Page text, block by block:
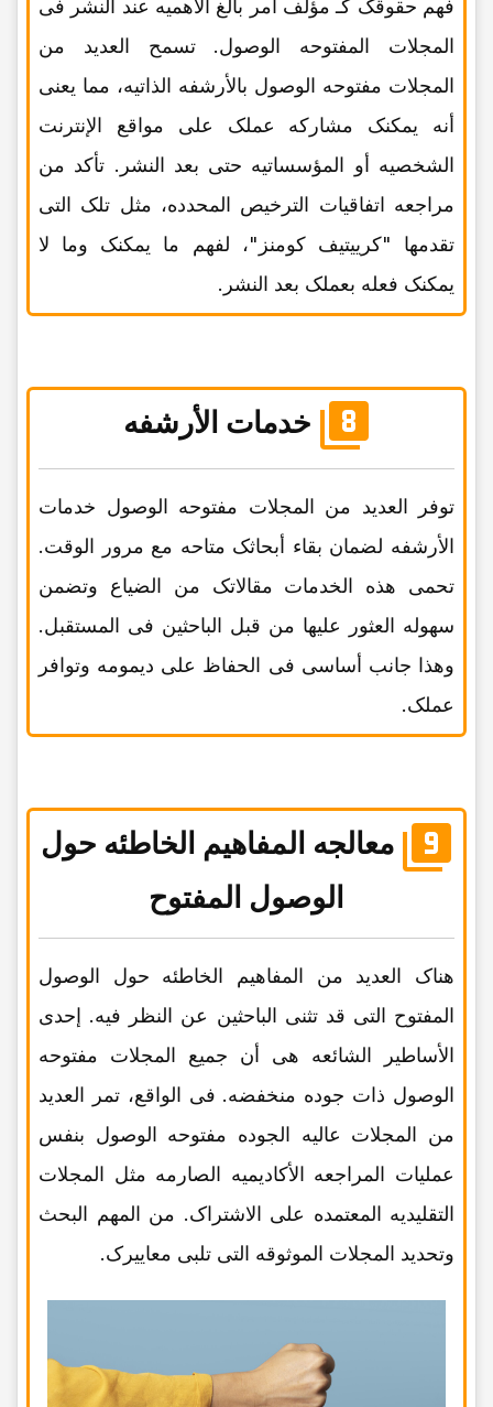
فهم حقوقک کـ مؤلف أمر بالغ الأهمیه عند النشر فی
المجلات المفتوحه الوصول. تسمح العدید من
المجلات مفتوحه الوصول بالأرشفه الذاتیه، مما یعنی
أنه یمکنک مشارکه عملک على مواقع الإنترنت
الشخصیه أو المؤسساتیه حتى بعد النشر. تأکد من
مراجعه اتفاقیات الترخیص المحدده، مثل تلک التی
تقدمها "کرییتیف کومنز"، لفهم ما یمکنک وما لا
یمکنک فعله بعملک بعد النشر.
خدمات الأرشفه
توفر العدید من المجلات مفتوحه الوصول خدمات
الأرشفه لضمان بقاء أبحاثک متاحه مع مرور الوقت.
تحمی هذه الخدمات مقالاتک من الضیاع وتضمن
سهوله العثور علیها من قبل الباحثین فی المستقبل.
وهذا جانب أساسی فی الحفاظ على دیمومه وتوافر
عملک.
معالجه المفاهیم الخاطئه حول
الوصول المفتوح
هناک العدید من المفاهیم الخاطئه حول الوصول
المفتوح التی قد تثنی الباحثین عن النظر فیه. إحدى
الأساطیر الشائعه هی أن جمیع المجلات مفتوحه
الوصول ذات جوده منخفضه. فی الواقع، تمر العدید
من المجلات عالیه الجوده مفتوحه الوصول بنفس
عملیات المراجعه الأکادیمیه الصارمه مثل المجلات
التقلیدیه المعتمده على الاشتراک. من المهم البحث
وتحدید المجلات الموثوقه التی تلبی معاییرک.